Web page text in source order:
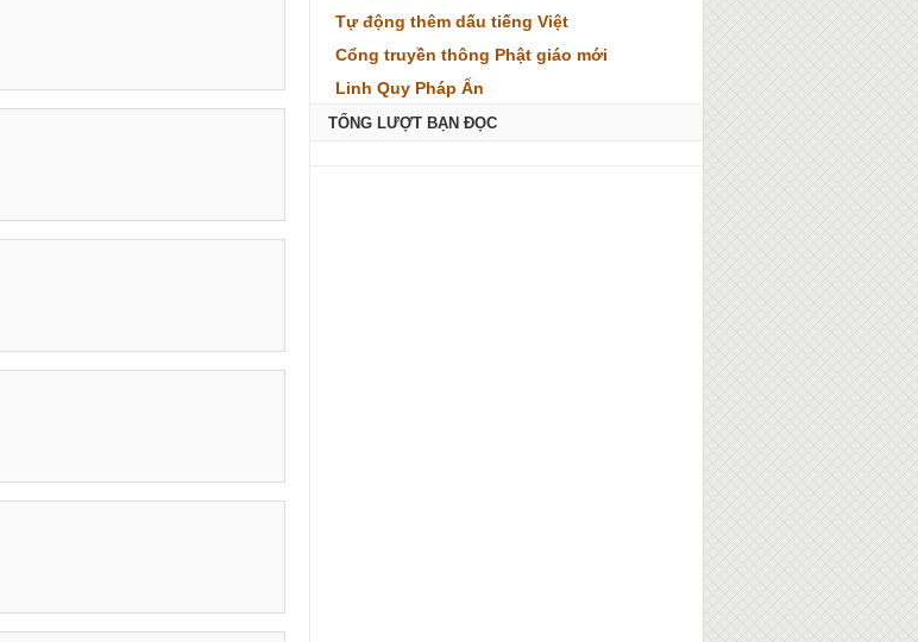
Tự động thêm dấu tiếng Việt
Cổng truyền thông Phật giáo mới
Linh Quy Pháp Ấn
TỔNG LƯỢT BẠN ĐỌC